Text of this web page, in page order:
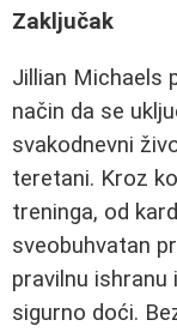
Zaključak
Jillian Michaels
način da se
svakodnevni
teretani. Kroz
treninga, od
sveobuhvatan
pravilnu
sigurno doći.